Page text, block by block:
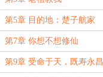
第5章 目的地：楚子航家
第7章 你想不想修仙
第9章 受命于天，既寿永昌